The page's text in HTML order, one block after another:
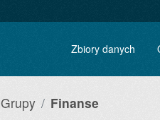
Zbiory danych
Grupy Finanse